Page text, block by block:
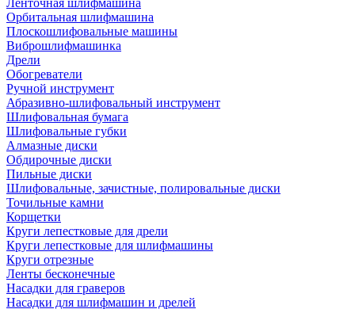
Ленточная шлифмашина
Орбитальная шлифмашина
Плоскошлифовальные машины
Виброшлифмашинка
Дрели
Обогреватели
Ручной инструмент
Абразивно-шлифовальный инструмент
Шлифовальная бумага
Шлифовальные губки
Алмазные диски
Обдирочные диски
Пильные диски
Шлифовальные, зачистные, полировальные диски
Точильные камни
Корщетки
Круги лепестковые для дрели
Круги лепестковые для шлифмашины
Круги отрезные
Ленты бесконечные
Насадки для граверов
Насадки для шлифмашин и дрелей